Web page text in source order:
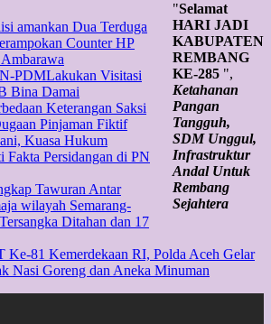
"Selamat
HARI JADI
KABUPATEN
REMBANG
KE-285 ",
Ketahanan
Pangan
Tangguh,
SDM Unggul,
Infrastruktur
Andal Untuk
Rembang
Sejahtera
amankan Dua Terduga
Counter HP
PDMLakukan Visitasi
Bina Damai
Keterangan Saksi
Pinjaman Fiktif
Kuasa Hukum
Fakta Persidangan di PN
Tawuran Antar
wilayah Semarang-
Ditahan dan 17
Ke-81 Kemerdekaan RI, Polda Aceh Gelar
Nasi Goreng dan Aneka Minuman